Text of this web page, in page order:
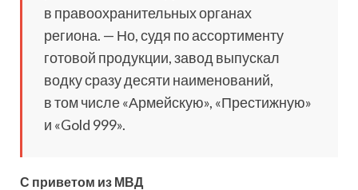
в правоохранительных органах
региона. — Но, судя по ассортименту
готовой продукции, завод выпускал
водку сразу десяти наименований,
в том числе «Армейскую», «Престижную»
и «Gold 999».
С приветом из МВД